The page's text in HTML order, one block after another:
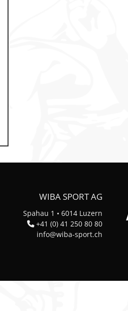
, Funball
Ballett
WIBA SPORT AG
Spahau 1 • 6014 Luzern
+41 (0) 41 250 80 80
info@wiba-sport.ch